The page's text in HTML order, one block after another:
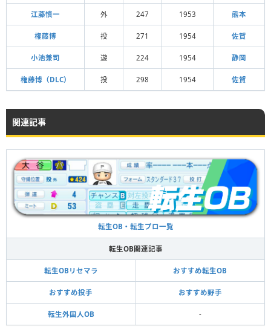
江藤慎一 外 247 1953 熊本
権藤博 投 271 1954 佐賀
小池兼司 遊 224 1954 静岡
権藤博（DLC） 投 298 1954 佐賀
関連記事
転生OB・転生プロ一覧
転生OB関連記事
転生OBリセマラ おすすめ転生OB
おすすめ投手 おすすめ野手
転生外国人OB -